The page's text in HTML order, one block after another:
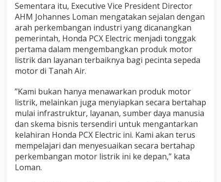
Sementara itu, Executive Vice President Director
AHM Johannes Loman mengatakan sejalan dengan
arah perkembangan industri yang dicanangkan
pemerintah, Honda PCX Electric menjadi tonggak
pertama dalam mengembangkan produk motor
listrik dan layanan terbaiknya bagi pecinta sepeda
motor di Tanah Air.
”Kami bukan hanya menawarkan produk motor
listrik, melainkan juga menyiapkan secara bertahap
mulai infrastruktur, layanan, sumber daya manusia
dan skema bisnis tersendiri untuk mengantarkan
kelahiran Honda PCX Electric ini. Kami akan terus
mempelajari dan menyesuaikan secara bertahap
perkembangan motor listrik ini ke depan,” kata
Loman.